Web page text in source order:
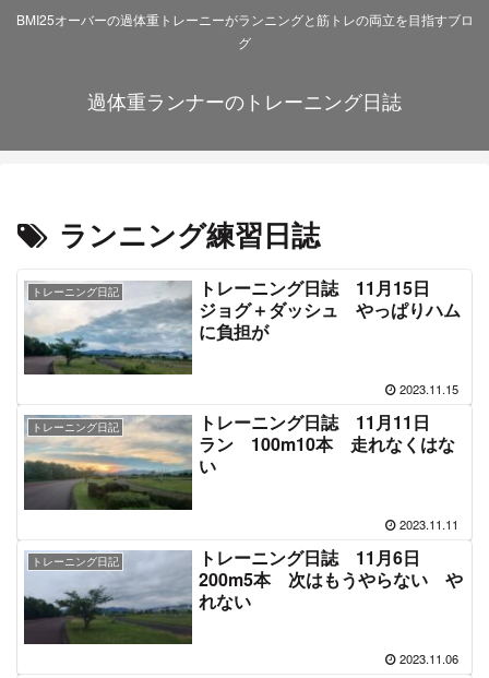
BMI25オーバーの過体重トレーニーがランニングと筋トレの両立を目指すブロ
グ
過体重ランナーのトレーニング日誌
ランニング練習日誌
トレーニング日記
トレーニング日誌 11月15日
ジョグ＋ダッシュ やっぱりハム
に負担が
2023.11.15
トレーニング日記
トレーニング日誌 11月11日
ラン 100m10本 走れなくはな
い
2023.11.11
トレーニング日記
トレーニング日誌 11月6日
200m5本 次はもうやらない や
れない
2023.11.06